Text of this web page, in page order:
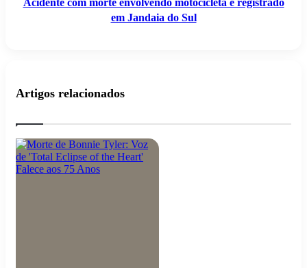
Acidente com morte envolvendo motocicleta é registrado
em Jandaia do Sul
Artigos relacionados